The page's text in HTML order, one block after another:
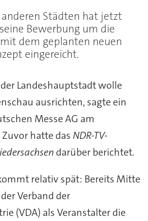
Städten hat jetzt
Bewerbung um die
dem geplanten neuen
eingereicht.
Landeshauptstadt wolle
ausrichten, sagte ein
Messe AG am
hatte das NDR-TV-
darüber berichtet.
relativ spät: Bereits Mitte
Verband der
(VDA) als Veranstalter die